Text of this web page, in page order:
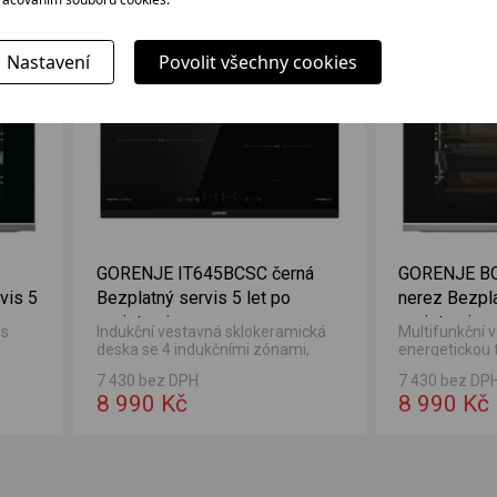
5
GORENJE IT645BCSC černá
Bezplatný servis 5 let po
registraci
Indukční vestavná sklokeramická
deska se 4 indukčními zónami,
bezpečnostní...
7 430 bez DPH
8 990 Kč
GORENJE
nerez
registraci
Multifunkční
energetickou
objemem 77 l.
7 430 bez DPH
8 990 Kč
Nastavení Povolit všechny cookies